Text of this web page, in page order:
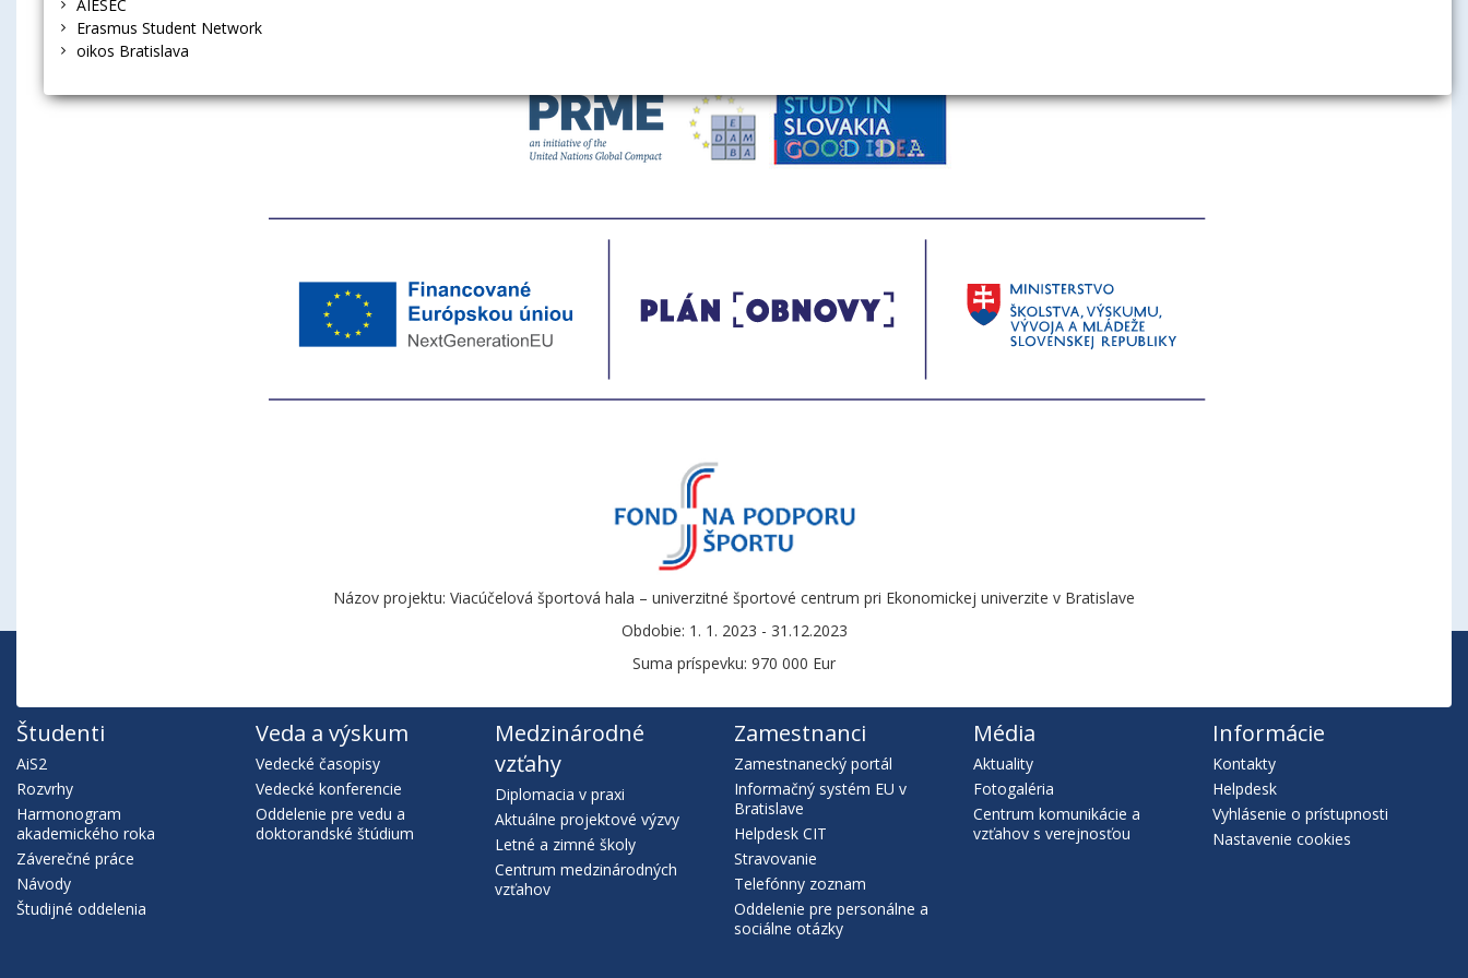
AIESEC
Erasmus Student Network
oikos Bratislava
Názov projektu: Viacúčelová športová hala – univerzitné športové centrum pri Ekonomickej univerzite v Bratislave
Obdobie: 1. 1. 2023 - 31.12.2023
Suma príspevku: 970 000 Eur
Študenti
AiS2
Rozvrhy
Harmonogram
akademického roka
Záverečné práce
Návody
Študijné oddelenia
Veda a výskum
Vedecké časopisy
Vedecké konferencie
Oddelenie pre vedu a
doktorandské štúdium
Medzinárodné
vzťahy
Diplomacia v praxi
Aktuálne projektové výzvy
Letné a zimné školy
Centrum medzinárodných
vzťahov
Zamestnanci
Zamestnanecký portál
Informačný systém EU v
Bratislave
Helpdesk CIT
Stravovanie
Telefónny zoznam
Oddelenie pre personálne a
sociálne otázky
Média
Aktuality
Fotogaléria
Centrum komunikácie a
vzťahov s verejnosťou
Informácie
Kontakty
Helpdesk
Vyhlásenie o prístupnosti
Nastavenie cookies